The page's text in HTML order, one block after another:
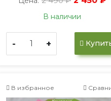
В наличии
- +
В избранное